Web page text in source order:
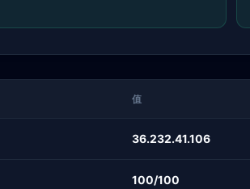
值
36.232.41.106
100/100